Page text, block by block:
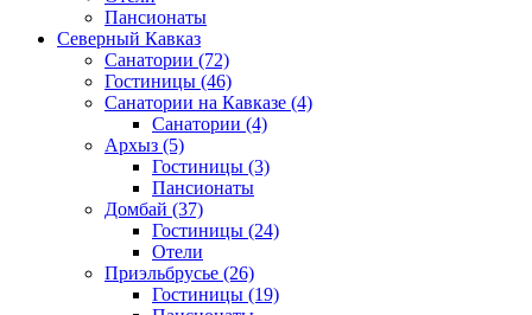
Пансионаты
Северный Кавказ
Санатории (72)
Гостиницы (46)
Санатории на Кавказе (4)
Санатории (4)
Архыз (5)
Гостиницы (3)
Пансионаты
Домбай (37)
Гостиницы (24)
Отели
Приэльбрусье (26)
Гостиницы (19)